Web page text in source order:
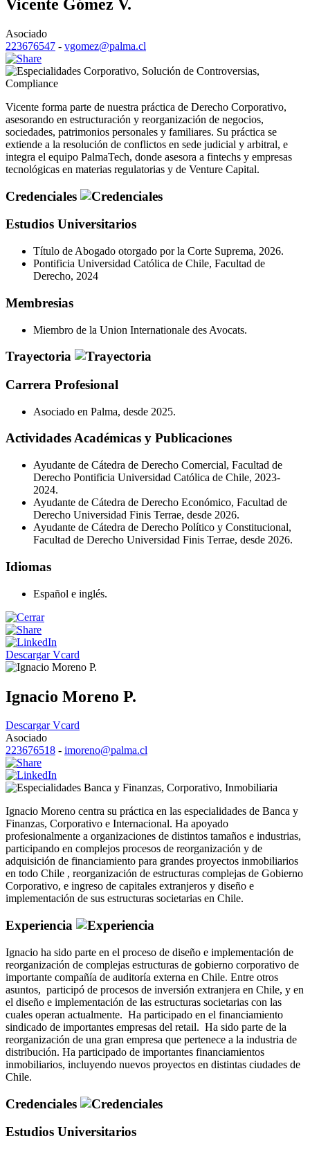
Vicente Gómez V.
Asociado
223676547 - vgomez@palma.cl
Corporativo, Solución de Controversias,
Compliance
Vicente forma parte de nuestra práctica de Derecho Corporativo,
asesorando en estructuración y reorganización de negocios,
sociedades, patrimonios personales y familiares. Su práctica se
extiende a la resolución de conflictos en sede judicial y arbitral, e
integra el equipo PalmaTech, donde asesora a fintechs y empresas
tecnológicas en materias regulatorias y de Venture Capital.
Credenciales
Estudios Universitarios
Título de Abogado otorgado por la Corte Suprema, 2026.
Pontificia Universidad Católica de Chile, Facultad de
Derecho, 2024
Membresias
Miembro de la Union Internationale des Avocats.
Trayectoria
Carrera Profesional
Asociado en Palma, desde 2025.
Actividades Académicas y Publicaciones
Ayudante de Cátedra de Derecho Comercial, Facultad de
Derecho Pontificia Universidad Católica de Chile, 2023-
2024.
Ayudante de Cátedra de Derecho Económico, Facultad de
Derecho Universidad Finis Terrae, desde 2026.
Ayudante de Cátedra de Derecho Político y Constitucional,
Facultad de Derecho Universidad Finis Terrae, desde 2026.
Idiomas
Español e inglés.
Descargar Vcard
Ignacio Moreno P.
Descargar Vcard
Asociado
223676518 - imoreno@palma.cl
Banca y Finanzas, Corporativo, Inmobiliaria
Ignacio Moreno centra su práctica en las especialidades de Banca y
Finanzas, Corporativo e Internacional. Ha apoyado
profesionalmente a organizaciones de distintos tamaños e industrias,
participando en complejos procesos de reorganización y de
adquisición de financiamiento para grandes proyectos inmobiliarios
en todo Chile , reorganización de estructuras complejas de Gobierno
Corporativo, e ingreso de capitales extranjeros y diseño e
implementación de sus estructuras societarias en Chile.
Experiencia
Ignacio ha sido parte en el proceso de diseño e implementación de
reorganización de complejas estructuras de gobierno corporativo de
importante compañía de auditoría externa en Chile. Entre otros
asuntos, participó de procesos de inversión extranjera en Chile, y en
el diseño e implementación de las estructuras societarias con las
cuales operan actualmente. Ha participado en el financiamiento
sindicado de importantes empresas del retail. Ha sido parte de la
reorganización de una gran empresa que pertenece a la industria de
distribución. Ha participado de importantes financiamientos
inmobiliarios, incluyendo nuevos proyectos en distintas ciudades de
Chile.
Credenciales
Estudios Universitarios